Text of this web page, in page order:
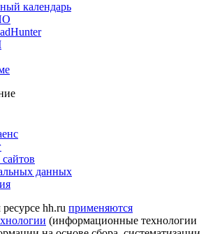
календарь
данных
hh.ru применяются
(информационные технологии